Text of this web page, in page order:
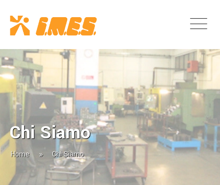
Chi Siamo
Home Chi Siamo